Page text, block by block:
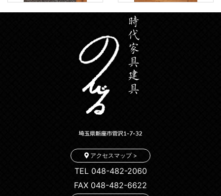
アクセスマップ >
TEL 048-482-2060
FAX 048-482-6622